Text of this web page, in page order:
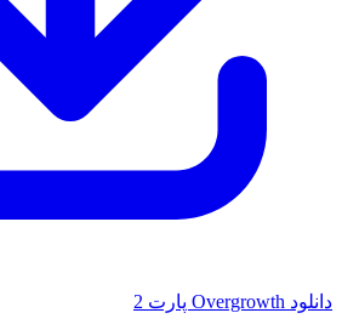
دانلود Overgrowth پارت 2